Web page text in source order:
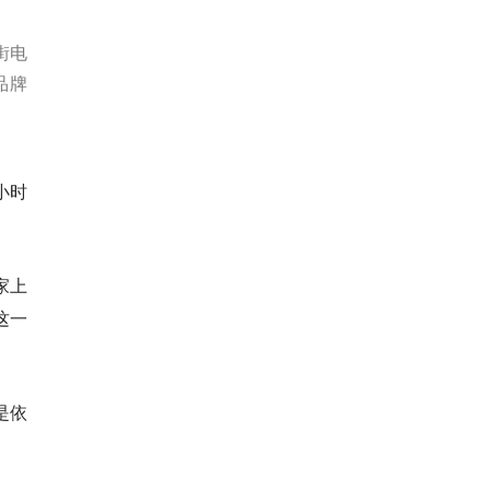
电
牌
时
上
一
依